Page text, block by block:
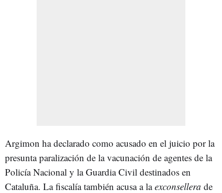
Argimon ha declarado como acusado en el juicio por la
presunta paralización de la vacunación de agentes de la
Policía Nacional y la Guardia Civil destinados en
Cataluña. La fiscalía también acusa a laexconsellera de